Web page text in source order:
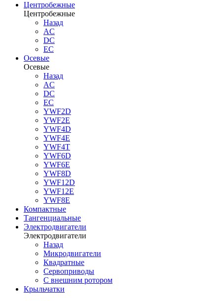
Центробежные
Центробежные
Назад
AC
DC
EC
Осевые
Осевые
Назад
AC
DC
EC
YWF2D
YWF2E
YWF4D
YWF4E
YWF4T
YWF6D
YWF6E
YWF8D
YWF12D
YWF12E
YWF8E
Компактные
Тангенциальные
Электродвигатели
Электродвигатели
Назад
Микродвигатели
Квадратные
Сервоприводы
С внешним ротором
Крыльчатки